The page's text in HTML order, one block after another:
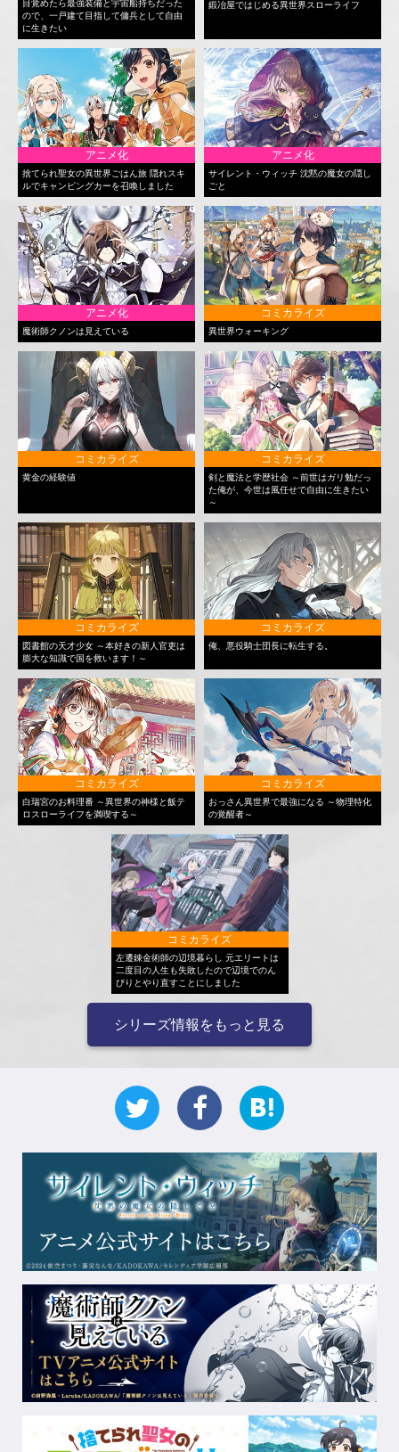
目覚めたら最強装備と宇宙船持ちだった
ので、一戸建て目指して傭兵として自由
に生きたい
鍛冶屋ではじめる異世界スローライフ
アニメ化
捨てられ聖女の異世界ごはん旅 隠れスキ
ルでキャンピングカーを召喚しました
アニメ化
サイレント・ウィッチ 沈黙の魔女の隠し
ごと
アニメ化
魔術師クノンは見えている
コミカライズ
異世界ウォーキング
コミカライズ
黄金の経験値
コミカライズ
剣と魔法と学歴社会 ～前世はガリ勉だっ
た俺が、今世は風任せで自由に生きたい
～
コミカライズ
図書館の天才少女 ～本好きの新人官吏は
膨大な知識で国を救います！～
コミカライズ
俺、悪役騎士団長に転生する。
コミカライズ
白瑞宮のお料理番 ～異世界の神様と飯テ
ロスローライフを満喫する～
コミカライズ
おっさん異世界で最強になる ～物理特化
の覚醒者～
コミカライズ
左遷錬金術師の辺境暮らし 元エリートは
二度目の人生も失敗したので辺境でのん
びりとやり直すことにしました
シリーズ情報をもっと見る